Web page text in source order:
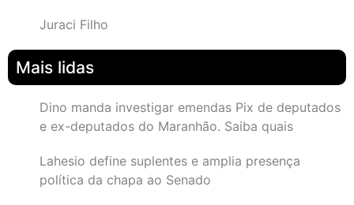
Juraci Filho
Mais lidas
Dino manda investigar emendas Pix de deputados
e ex-deputados do Maranhão. Saiba quais
Lahesio define suplentes e amplia presença
política da chapa ao Senado